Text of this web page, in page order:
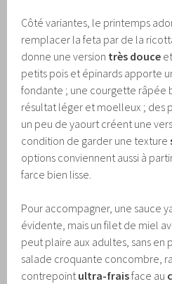
Côté variantes, le printemps
remplacer la feta par de la
donne une version très douce et
petits pois et épinards apporte
fondante ; une courgette râpée
résultat léger et moelleux ; des
un peu de yaourt créent une
condition de garder une texture
options conviennent aussi à
farce bien lisse.
Pour accompagner, une sauce
évidente, mais un filet de miel
peut plaire aux adultes, sans en
salade croquante concombre,
contrepoint ultra-fraisface au